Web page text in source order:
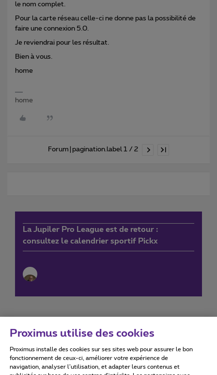
le nom complet.
Pour la carte réseau celle-ci ne donne pas la possibilité de
faire une connexion 5.0.
Je reviendrai pour les résultat.
Bien à vous.
home
home
Forum|pagination.label 1 / 2
La Jupiler Pro League est de retour :
consultez le calendrier sportif Pickx
Conditions d'utilisation Accessibility statement
Proximus utilise des cookies
Proximus installe des cookies sur ses sites web pour assurer le bon
fonctionnement de ceux-ci, améliorer votre expérience de
navigation, analyser l’utilisation, et adapter leurs contenus et